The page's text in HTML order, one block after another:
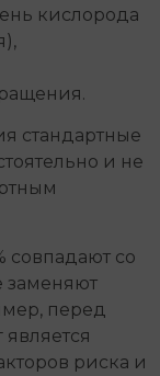
кислорода
стандартные
и не
совпадают со
заменяют
перед
риска и